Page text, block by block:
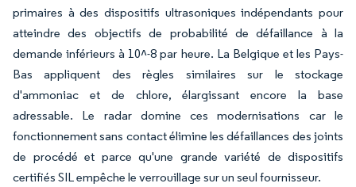
primaires à des dispositifs ultrasoniques indépendants pour
atteindre des objectifs de probabilité de défaillance à la
demande inférieurs à 10^-8 par heure. La Belgique et les Pays-
Bas appliquent des règles similaires sur le stockage
d'ammoniac et de chlore, élargissant encore la base
adressable. Le radar domine ces modernisations car le
fonctionnement sans contact élimine les défaillances des joints
de procédé et parce qu'une grande variété de dispositifs
certifiés SIL empêche le verrouillage sur un seul fournisseur.